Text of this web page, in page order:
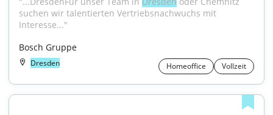
suchen wir talentierten Vertriebsnachwuchs mit
Interesse..."
Bosch Gruppe
Dresden Homeoffice Vollzeit